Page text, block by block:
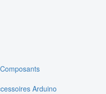
Arduino